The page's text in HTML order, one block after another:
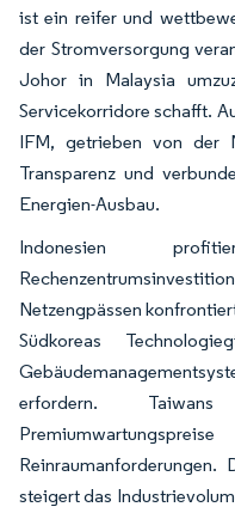
ist ein reifer und
der Stromversorgung
Johor in Malaysia
Servicekorridore schafft.
IFM, getrieben von der
Transparenz und
Energien-Ausbau.
Indonesien
Netzengpässen
Südkoreas
erfordern. Taiwans
steigert das